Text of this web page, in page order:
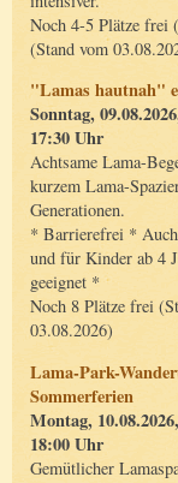
Noch 4-5 Plätze frei
(Stand vom
"Lamas hautnah"
Sonntag,
17:30 Uhr
Achtsame Lama-
kurzem Lama-
Generationen.
* Barrierefrei *
und für Kinder ab 4
geeignet *
Noch 8 Plätze frei
03.08.2026)
Lama-Park-
Sommerferien
Montag,
18:00 Uhr
Gemütlicher